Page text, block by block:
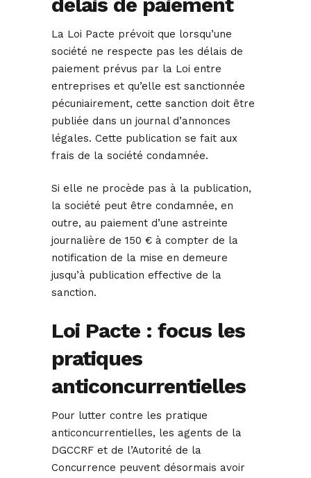
La Loi Pacte prévoit que lorsqu’une
société ne respecte pas les délais de
paiement prévus par la Loi entre
entreprises et qu’elle est sanctionnée
pécuniairement, cette sanction doit être
publiée dans un journal d’annonces
légales. Cette publication se fait aux
frais de la société condamnée.
Si elle ne procède pas à la publication,
la société peut être condamnée, en
outre, au paiement d’une astreinte
journalière de 150 € à compter de la
notification de la mise en demeure
jusqu’à publication effective de la
sanction.
Loi Pacte : focus les
pratiques
anticoncurrentielles
Pour lutter contre les pratique
anticoncurrentielles, les agents de la
DGCCRF et de l’Autorité de la
Concurrence peuvent désormais avoir